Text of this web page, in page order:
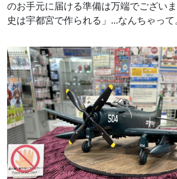
のお手元に届ける準備は万端でござい
史は宇都宮で作られる」...なんちゃって